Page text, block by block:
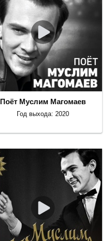
Поёт Муслим Магомаев
Год выхода: 2020